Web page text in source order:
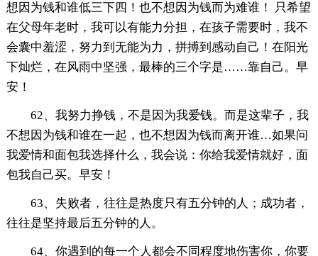
想因为钱和谁低三下四！也不想因为钱而为难谁！ 只希望
在父母年老时，我可以有能力分担，在孩子需要时，我不
会囊中羞涩，努力到无能为力，拼搏到感动自己！在阳光
下灿烂，在风雨中坚强，最棒的三个字是……靠自己。早
安！
62、我努力挣钱，不是因为我爱钱。而是这辈子，我
不想因为钱和谁在一起，也不想因为钱而离开谁…如果问
我爱情和面包我选择什么，我会说：你给我爱情就好，面
包我自己买。早安！
63、失败者，往往是热度只有五分钟的人；成功者，
往往是坚持最后五分钟的人。
64、你遇到的每一个人都会不同程度地伤害你，你要